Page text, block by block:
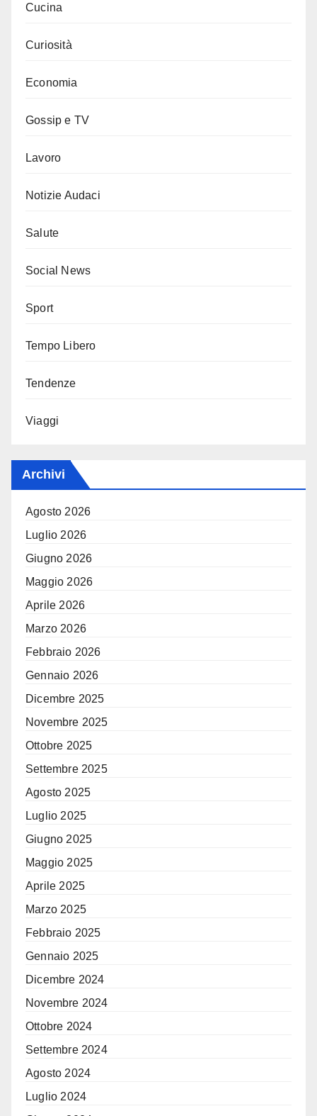
Cucina
Curiosità
Economia
Gossip e TV
Lavoro
Notizie Audaci
Salute
Social News
Sport
Tempo Libero
Tendenze
Viaggi
Archivi
Agosto 2026
Luglio 2026
Giugno 2026
Maggio 2026
Aprile 2026
Marzo 2026
Febbraio 2026
Gennaio 2026
Dicembre 2025
Novembre 2025
Ottobre 2025
Settembre 2025
Agosto 2025
Luglio 2025
Giugno 2025
Maggio 2025
Aprile 2025
Marzo 2025
Febbraio 2025
Gennaio 2025
Dicembre 2024
Novembre 2024
Ottobre 2024
Settembre 2024
Agosto 2024
Luglio 2024